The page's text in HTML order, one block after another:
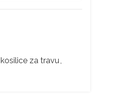
kosilice za travu,